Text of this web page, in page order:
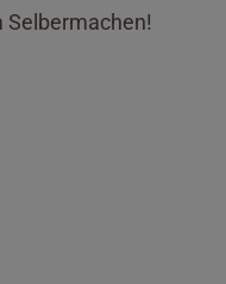
Selbermachen!